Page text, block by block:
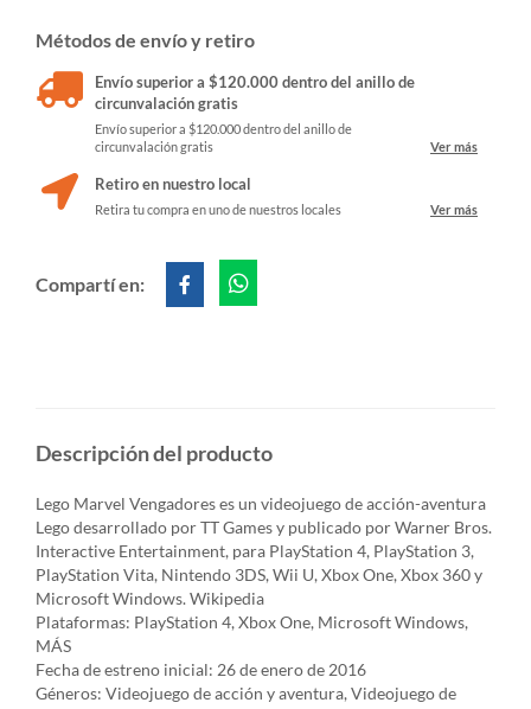
Métodos de envío y retiro
Envío superior a $120.000 dentro del anillo de
circunvalación gratis
Envío superior a $120.000 dentro del anillo de
circunvalación gratis
Ver más
Retiro en nuestro local
Retira tu compra en uno de nuestros locales Ver más
Compartí en:
Descripción del producto
Lego Marvel Vengadores es un videojuego de acción-aventura
Lego desarrollado por TT Games y publicado por Warner Bros.
Interactive Entertainment, para PlayStation 4, PlayStation 3,
PlayStation Vita, Nintendo 3DS, Wii U, Xbox One, Xbox 360 y
Microsoft Windows. Wikipedia
Plataformas: PlayStation 4, Xbox One, Microsoft Windows,
MÁS
Fecha de estreno inicial: 26 de enero de 2016
Géneros: Videojuego de acción y aventura, Videojuego de